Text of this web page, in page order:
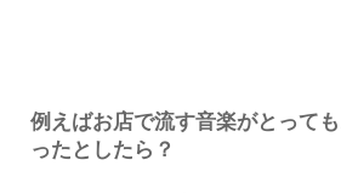
例えばお店で流す音楽がとって
ったとしたら？